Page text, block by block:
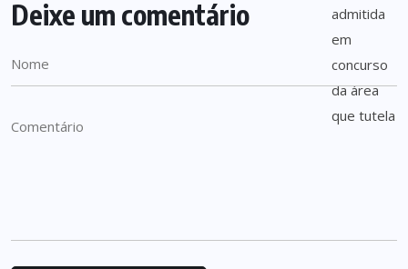
Deixe um comentário